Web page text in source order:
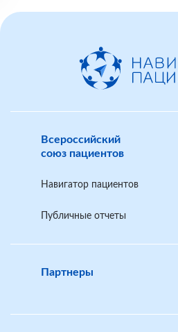
Всероссийский
союз пациентов
Навигатор пациентов
Публичные отчеты
Партнеры